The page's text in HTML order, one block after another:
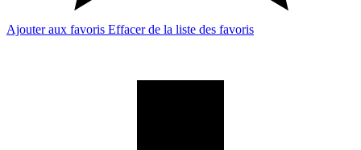
Ajouter aux favoris Effacer de la liste des favoris